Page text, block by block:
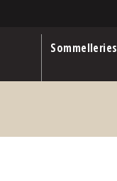
Sommelleries